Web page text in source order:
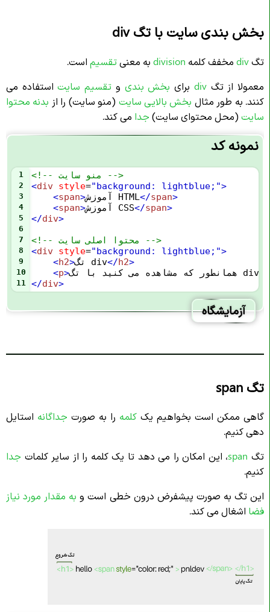
بخش بندی سایت با تگ div
تگdiv مخفف کلمه division به معنی تقسیم است.
معمولا از تگdiv برای بخش بندی و تقسیم سایتاستفاده می
کنند. به طور مثال بخش بالایی سایت (منو سایت) را از بدنه محتوا
سایت(محل محتوای سایت) جدا می کند.
نمونه کد
1 <!-- منو سایت -->
2 <div style="background: lightblue;">
3 <span> آموزش HTML</span>
4 <span> آموزش CSS</span>
5 </div>
6
7
<!-- محتوا اصلی سایت -->
8 <div style="background: lightblue;">
9 <h2> تگ div</h2>
10 <p>
11 </div>
آزمایشگاه
تگ span
گاهی ممکن است بخواهیم یک کلمه را به صورت جداگانه استایل
دهی کنیم.
تگ span، این امکان را می دهد تا یک کلمه را از سایر کلمات جدا
کنیم.
این تگ به صورت پیشفرض درون خطی است و به مقدار مورد نیاز
فضا اشغال می کند.